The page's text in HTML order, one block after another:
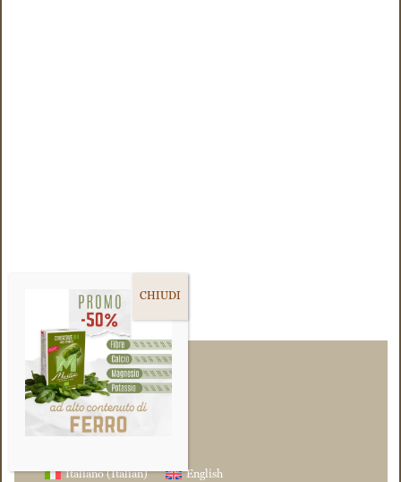
SCEGLI LA LINGUA
Italiano(Italian) English